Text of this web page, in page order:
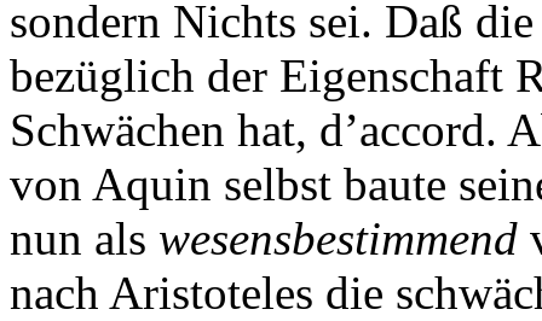
sondern Nichts sei. Daß
bezüglich der Eigenschaft
Schwächen hat, d’accord.
von Aquin selbst baute
nun als wesensbestimmend
nach Aristoteles die